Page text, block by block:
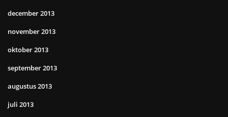
december 2013
november 2013
oktober 2013
september 2013
augustus 2013
juli 2013